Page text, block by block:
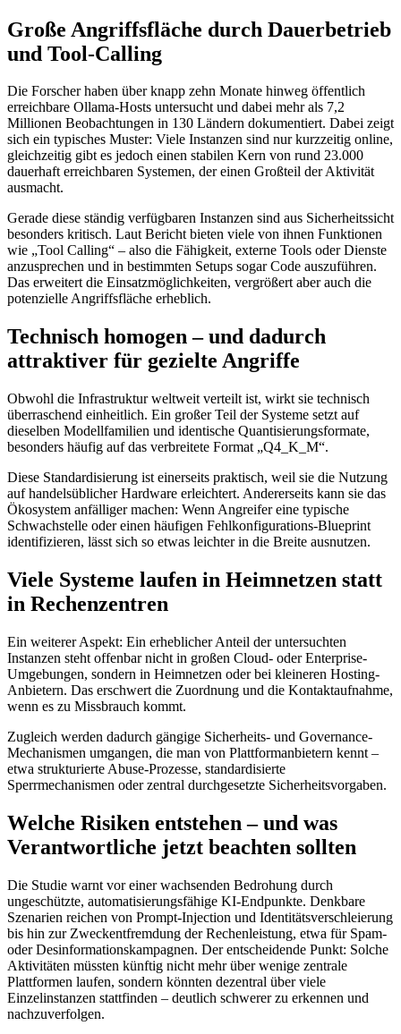
Große Angriffsfläche durch Dauerbetrieb
und Tool-Calling
Die Forscher haben über knapp zehn Monate hinweg öffentlich
erreichbare Ollama-Hosts untersucht und dabei mehr als 7,2
Millionen Beobachtungen in 130 Ländern dokumentiert. Dabei zeigt
sich ein typisches Muster: Viele Instanzen sind nur kurzzeitig online,
gleichzeitig gibt es jedoch einen stabilen Kern von rund 23.000
dauerhaft erreichbaren Systemen, der einen Großteil der Aktivität
ausmacht.
Gerade diese ständig verfügbaren Instanzen sind aus Sicherheitssicht
besonders kritisch. Laut Bericht bieten viele von ihnen Funktionen
wie „Tool Calling“ – also die Fähigkeit, externe Tools oder Dienste
anzusprechen und in bestimmten Setups sogar Code auszuführen.
Das erweitert die Einsatzmöglichkeiten, vergrößert aber auch die
potenzielle Angriffsfläche erheblich.
Technisch homogen – und dadurch
attraktiver für gezielte Angriffe
Obwohl die Infrastruktur weltweit verteilt ist, wirkt sie technisch
überraschend einheitlich. Ein großer Teil der Systeme setzt auf
dieselben Modellfamilien und identische Quantisierungsformate,
besonders häufig auf das verbreitete Format „Q4_K_M“.
Diese Standardisierung ist einerseits praktisch, weil sie die Nutzung
auf handelsüblicher Hardware erleichtert. Andererseits kann sie das
Ökosystem anfälliger machen: Wenn Angreifer eine typische
Schwachstelle oder einen häufigen Fehlkonfigurations-Blueprint
identifizieren, lässt sich so etwas leichter in die Breite ausnutzen.
Viele Systeme laufen in Heimnetzen statt
in Rechenzentren
Ein weiterer Aspekt: Ein erheblicher Anteil der untersuchten
Instanzen steht offenbar nicht in großen Cloud- oder Enterprise-
Umgebungen, sondern in Heimnetzen oder bei kleineren Hosting-
Anbietern. Das erschwert die Zuordnung und die Kontaktaufnahme,
wenn es zu Missbrauch kommt.
Zugleich werden dadurch gängige Sicherheits- und Governance-
Mechanismen umgangen, die man von Plattformanbietern kennt –
etwa strukturierte Abuse-Prozesse, standardisierte
Sperrmechanismen oder zentral durchgesetzte Sicherheitsvorgaben.
Welche Risiken entstehen – und was
Verantwortliche jetzt beachten sollten
Die Studie warnt vor einer wachsenden Bedrohung durch
ungeschützte, automatisierungsfähige KI-Endpunkte. Denkbare
Szenarien reichen von Prompt-Injection und Identitätsverschleierung
bis hin zur Zweckentfremdung der Rechenleistung, etwa für Spam-
oder Desinformationskampagnen. Der entscheidende Punkt: Solche
Aktivitäten müssten künftig nicht mehr über wenige zentrale
Plattformen laufen, sondern könnten dezentral über viele
Einzelinstanzen stattfinden – deutlich schwerer zu erkennen und
nachzuverfolgen.